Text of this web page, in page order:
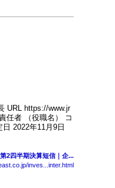
URL https://www.jr
任者 （役職名） コ
2022年11月9日
2四半期決算短信｜企...
inves...inter.html